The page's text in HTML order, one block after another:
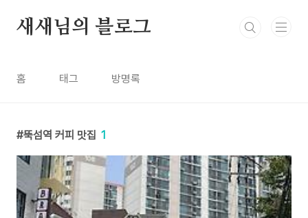
새새님의 블로그
홈 태그 방명록
뚝섬역 커피 맛집 1